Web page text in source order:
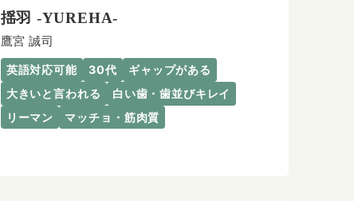
揺羽 -YUREHA-
鷹宮 誠司
英語対応可能 30代
ギャップがある
大きいと言われる
白い歯・歯並びキレイ
リーマン
マッチョ・筋肉質